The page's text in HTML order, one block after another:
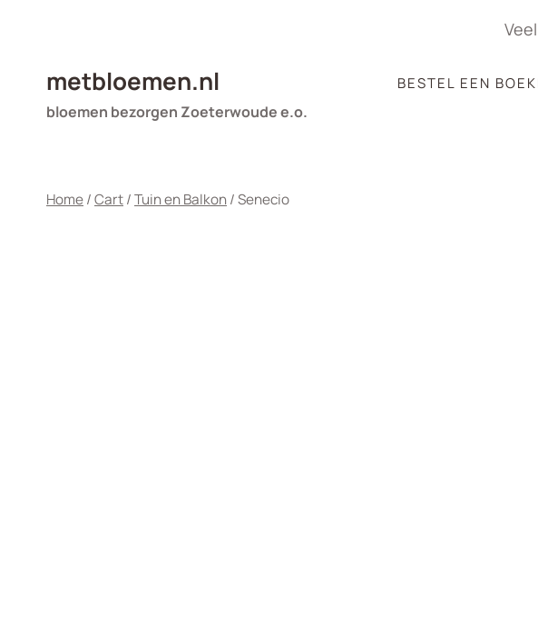
metbloemen.nl
bloemen bezorgen Zoeterwoude e.o.
BESTEL EEN
Home/Cart/Tuin en Balkon/Senecio